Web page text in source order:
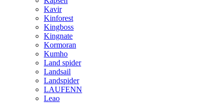
Kavir
Kinforest
Kingboss
Kingnate
Kormoran
Kumho
Land spider
Landsail
Landspider
LAUFENN
Leao